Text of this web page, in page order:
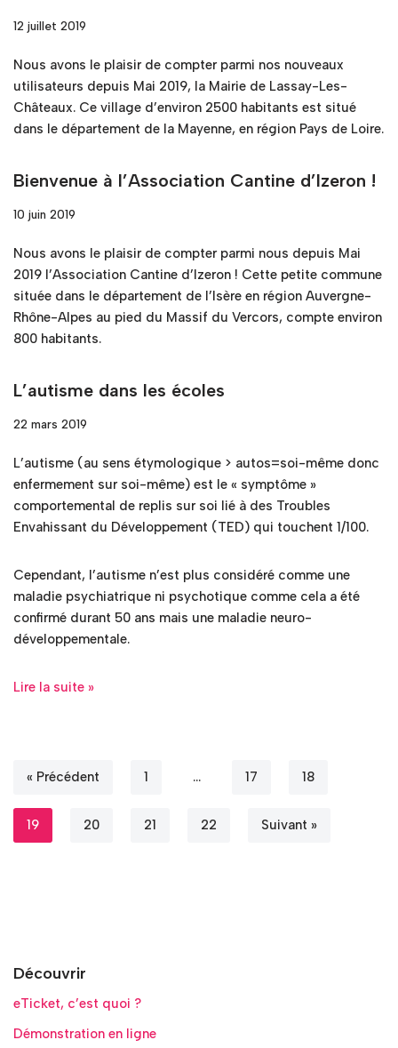
12 juillet 2019
Nous avons le plaisir de compter parmi nos nouveaux
utilisateurs depuis Mai 2019, la Mairie de Lassay-Les-
Châteaux. Ce village d’environ 2500 habitants est situé
dans le département de la Mayenne, en région Pays de Loire.
Bienvenue à l’Association Cantine d’Izeron !
10 juin 2019
Nous avons le plaisir de compter parmi nous depuis Mai
2019 l’Association Cantine d’Izeron ! Cette petite commune
située dans le département de l’Isère en région Auvergne-
Rhône-Alpes au pied du Massif du Vercors, compte environ
800 habitants.
L’autisme dans les écoles
22 mars 2019
L’autisme (au sens étymologique > autos=soi-même donc
enfermement sur soi-même) est le « symptôme »
comportemental de replis sur soi lié à des Troubles
Envahissant du Développement (TED) qui touchent 1/100.
Cependant, l’autisme n’est plus considéré comme une
maladie psychiatrique ni psychotique comme cela a été
confirmé durant 50 ans mais une maladie neuro-
développementale.
Lire la suite »
« Précédent 1 … 17 18
19 20 21 22 Suivant »
Découvrir
eTicket, c’est quoi ?
Démonstration en ligne